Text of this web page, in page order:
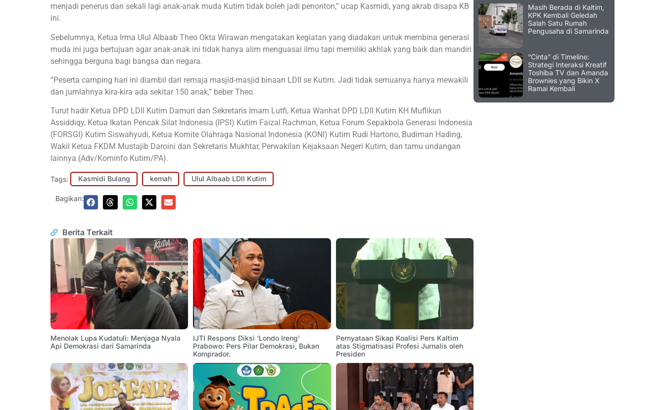
menjadi penerus dan sekali lagi anak-anak muda Kutim tidak boleh jadi penonton,” ucap Kasmidi, yang akrab disapa KB
ini.
Sebelumnya, Ketua Irma Ulul Albaab Theo Okta Wirawan mengatakan kegiatan yang diadakan untuk membina generasi
muda ini juga bertujuan agar anak-anak ini tidak hanya alim menguasai ilmu tapi memiliki akhlak yang baik dan mandiri
sehingga berguna bagi bangsa dan negara.
“Peserta camping hari ini diambil dari remaja masjid-masjid binaan LDII se Kutim. Jadi tidak semuanya hanya mewakili
dan jumlahnya kira-kira ada sekitar 150 anak,” beber Theo.
Turut hadir Ketua DPD LDII Kutim Damuri dan Sekretaris Imam Lutfi, Ketua Wanhat DPD LDII Kutim KH Muflikun
Assiddiqy, Ketua Ikatan Pencak Silat Indonesia (IPSI) Kutim Faizal Rachman, Ketua Forum Sepakbola Generasi Indonesia
(FORSGI) Kutim Siswahyudi, Ketua Komite Olahraga Nasional Indonesia (KONI) Kutim Rudi Hartono, Budiman Hading,
Wakil Ketua FKDM Mustajib Daroini dan Sekretaris Mukhtar, Perwakilan Kejaksaan Negeri Kutim, dan tamu undangan
lainnya.(Adv/Kominfo Kutim/PA).
Tags: Kasmidi Bulang kemah Ulul Albaab LDII Kutim
Bagikan:
Berita Terkait
Menolak Lupa Kudatuli: Menjaga Nyala
Api Demokrasi dari Samarinda
IJTI Respons Diksi ‘Londo Ireng’
Prabowo: Pers Pilar Demokrasi, Bukan
Komprador.
Pernyataan Sikap Koalisi Pers Kaltim
atas Stigmatisasi Profesi Jurnalis oleh
Presiden
Masih Berada di Kaltim,
KPK Kembali Geledah
Salah Satu Rumah
Pengusaha di Samarinda
“Cinta” di Timeline:
Strategi Interaksi Kreatif
Toshiba TV dan Amanda
Brownies yang Bikin X
Ramai Kembali